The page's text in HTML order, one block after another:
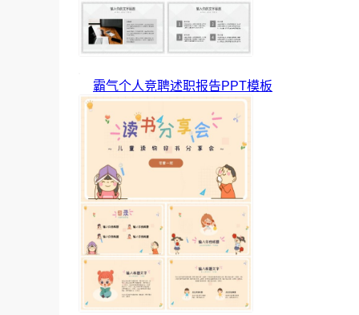
霸气个人竞聘述职报告PPT模板